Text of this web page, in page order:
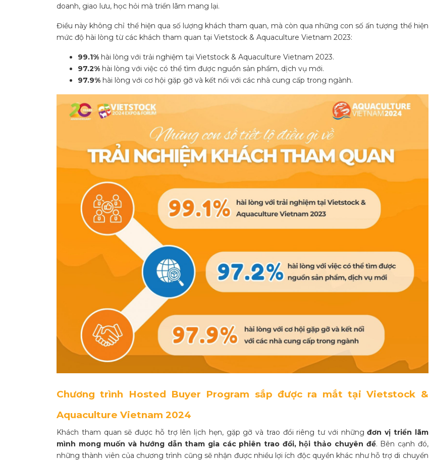
doanh, giao lưu, học hỏi mà triển lãm mang lại.
Điều này không chỉ thể hiện qua số lượng khách tham quan, mà còn qua những con số ấn tượng thể hiện
mức độ hài lòng từ các khách tham quan tại Vietstock & Aquaculture Vietnam 2023:
99.1% hài lòng với trải nghiệm tại Vietstock & Aquaculture Vietnam 2023.
97.2% hài lòng với việc có thể tìm được nguồn sản phẩm, dịch vụ mới.
97.9% hài lòng với cơ hội gặp gỡ và kết nối với các nhà cung cấp trong ngành.
Chương trình Hosted Buyer Program sắp được ra mắt tại Vietstock &
Aquaculture Vietnam 2024
Khách tham quan sẽ được hỗ trợ lên lịch hẹn, gặp gỡ và trao đổi riêng tư với nhữngđơn vị triển lãm
mình mong muốn và hướng dẫn tham gia các phiên trao đổi, hội thảo chuyên đề. Bên cạnh đó,
những thành viên của chương trình cũng sẽ nhận được nhiều lợi ích độc quyền khác như hỗ trợ di chuyển